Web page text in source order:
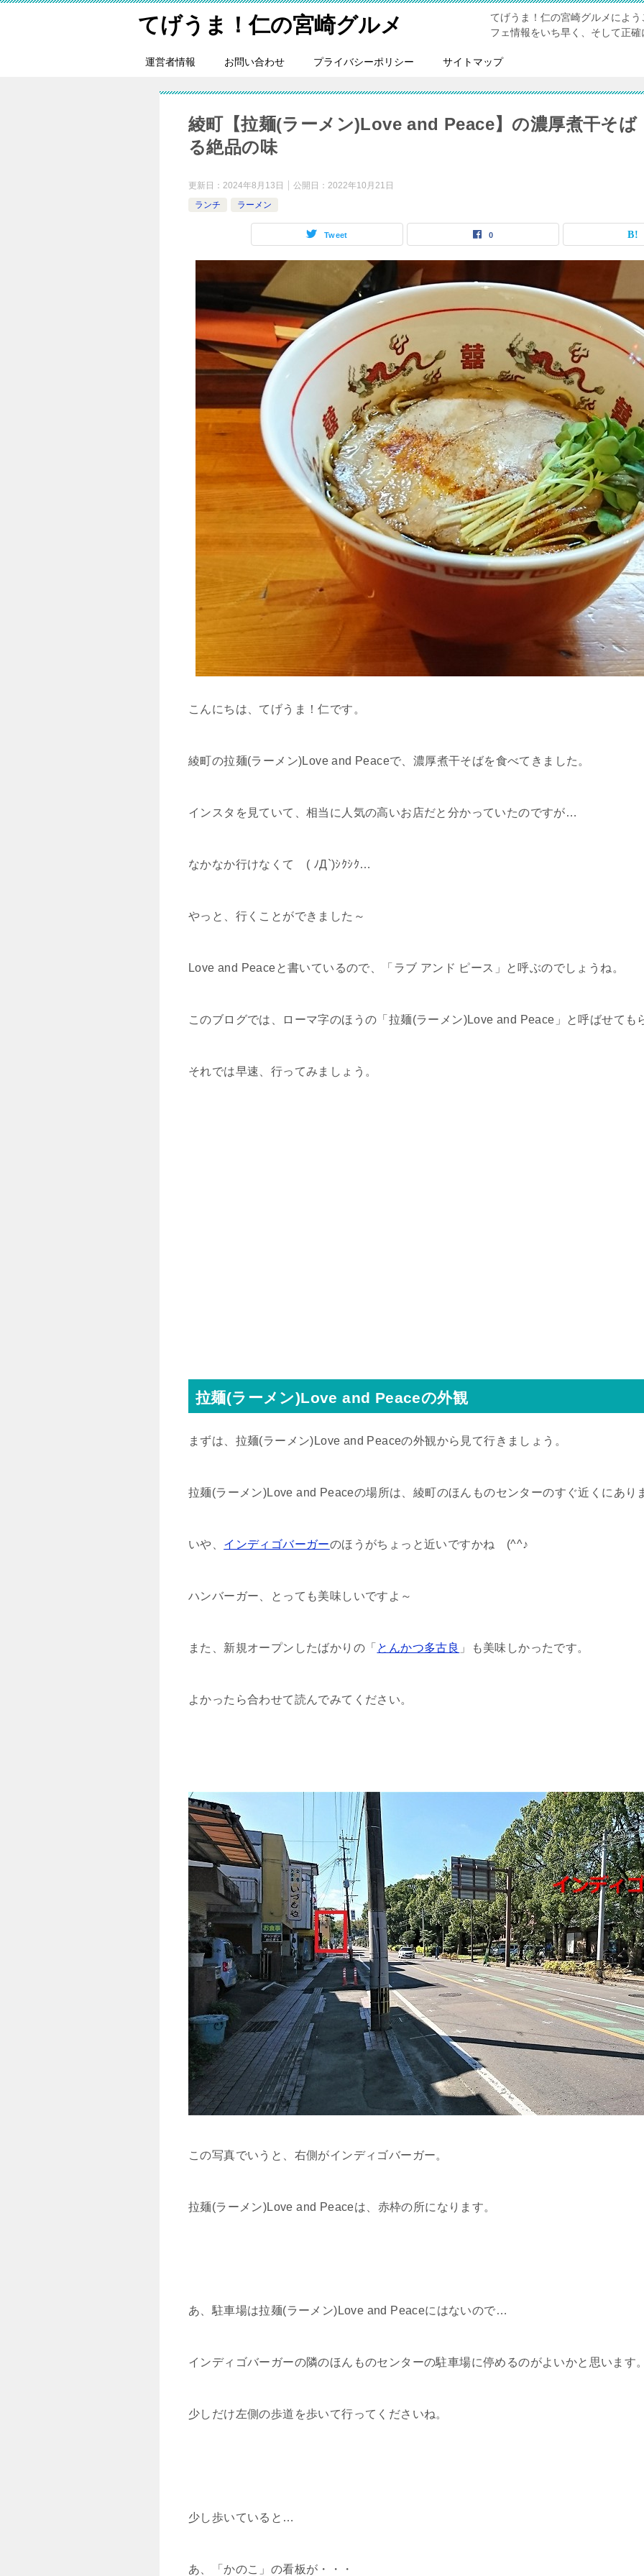
てげうま！仁の宮崎グルメ
てげうま！仁の宮崎グルメによ
フェ情報をいち早く、そして正
運営者情報 お問い合わせ プライバシーポリシー サイトマップ
綾町【拉麺(ラーメン)Love and Peace】の濃厚煮干そば
る絶品の味
更新日： 2024年8月13日 公開日： 2022年10月21日
ランチ
ラーメン
Tweet 0
こんにちは、てげうま！仁です。
綾町の拉麺(ラーメン)Love and Peaceで、濃厚煮干そばを食べてきました。
インスタを見ていて、相当に人気の高いお店だと分かっていたのですが…
なかなか行けなくて ( ﾉД`)ｼｸｼｸ…
やっと、行くことができました～
Love and Peaceと書いているので、「ラブ アンド ピース」と呼ぶのでしょうね。
このブログでは、ローマ字のほうの「拉麺(ラーメン)Love and Peace」と呼ばせても
それでは早速、行ってみましょう。
拉麺(ラーメン)Love and Peaceの外観
まずは、拉麺(ラーメン)Love and Peaceの外観から見て行きましょう。
拉麺(ラーメン)Love and Peaceの場所は、綾町のほんものセンターのすぐ近くにあり
いや、 インディゴバーガーのほうがちょっと近いですかね (^^♪
ハンバーガー、とっても美味しいですよ～
また、新規オープンしたばかりの「 とんかつ多古良 」も美味しかったです。
よかったら合わせて読んでみてください。
この写真でいうと、右側がインディゴバーガー。
拉麺(ラーメン)Love and Peaceは、赤枠の所になります。
あ、駐車場は拉麺(ラーメン)Love and Peaceにはないので…
インディゴバーガーの隣のほんものセンターの駐車場に停めるのがよいかと思います
少しだけ左側の歩道を歩いて行ってくださいね。
少し歩いていると…
あ、「かのこ」の看板が・・・